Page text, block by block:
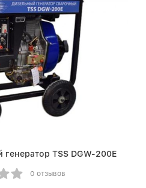
TSS DGW-200E
0 отзывов